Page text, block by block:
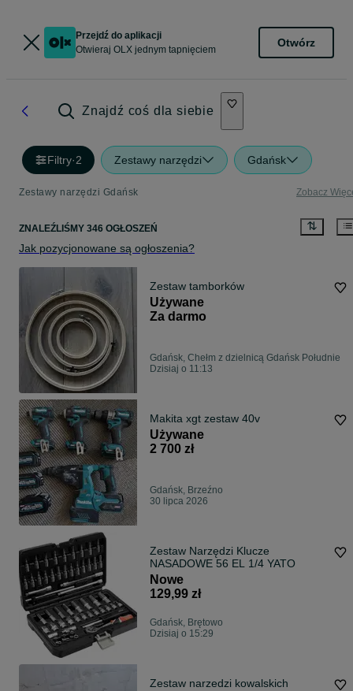
Przejdź do aplikacji
Otwieraj OLX jednym tapnięciem
Otwórz
Znajdź coś dla siebie
Filtry·2 Zestawy narzędzi Gdańsk
Zestawy narzędzi Gdańsk Zobacz
ZNALEŹLIŚMY 346 OGŁOSZEŃ
Jak pozycjonowane są ogłoszenia?
Zestaw tamborków
Używane
Za darmo
Gdańsk, Chełm z dzielnicą Gdańsk Południe
Dzisiaj o 11:13
Makita xgt zestaw 40v
Używane
2 700 zł
Gdańsk, Brzeźno
30 lipca 2026
Zestaw Narzędzi Klucze
NASADOWE 56 EL 1/4 YATO
Nowe
129,99 zł
Gdańsk, Brętowo
Dzisiaj o 15:29
Zestaw narzedzi kowalskich